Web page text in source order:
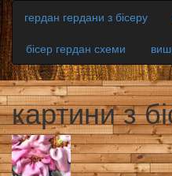
гердан гердани з бісеру
бісер гердан схеми
картини з